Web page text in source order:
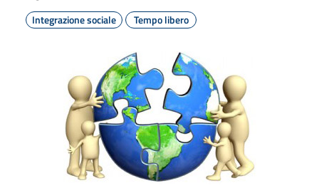
Integrazione sociale
Tempo libero